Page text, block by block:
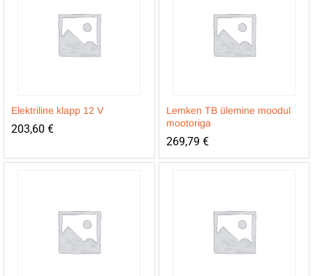
Elektriline klapp 12 V
203,60 €
Lemken TB ülemine moodul
mootoriga
269,79 €